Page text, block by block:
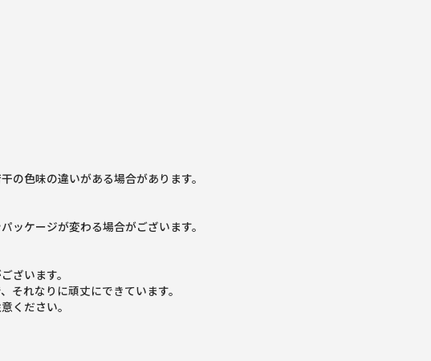
の色味の違いがある場合があります。
ッケージが変わる場合がございます。
ざいます。
それなりに頑丈にできています。
ください。